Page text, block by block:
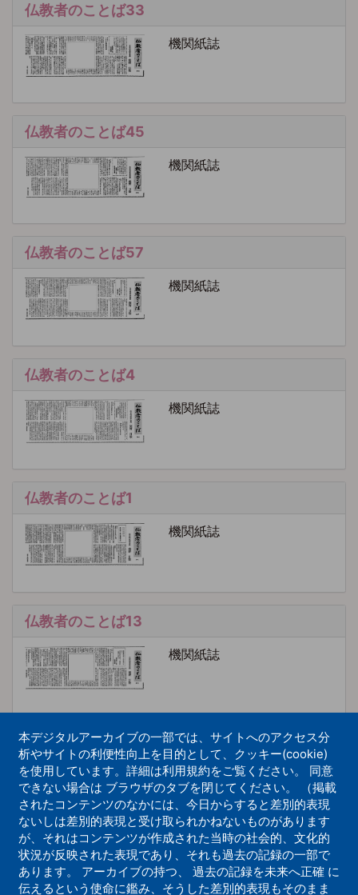
仏教者のことば33
機関紙誌
仏教者のことば45
機関紙誌
仏教者のことば57
機関紙誌
仏教者のことば4
機関紙誌
仏教者のことば1
機関紙誌
仏教者のことば13
機関紙誌
仏教者のことば3
機関紙誌
仏教者のことば30
本デジタルアーカイブの一部では、サイトへのアクセス分
析やサイトの利便性向上を目的として、クッキー(cookie)
を使用しています。詳細は利用規約をご覧ください。 同意
できない場合は ブラウザのタブを閉じてください。 （掲載
されたコンテンツのなかには、今日からすると差別的表現
ないしは差別的表現と受け取られかねないものがあります
が、それはコンテンツが作成された当時の社会的、文化的
状況が反映された表現であり、それも過去の記録の一部で
あります。 アーカイブの持つ、 過去の記録を未来へ正確 に
伝えるという使命に鑑み、そうした差別的表現もそのまま